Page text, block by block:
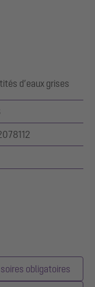
d’eaux grises
obligatoires